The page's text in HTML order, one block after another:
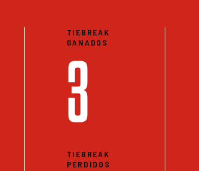
TIEBREAK
GANADOS
3
TIEBREAK
PERDIDOS